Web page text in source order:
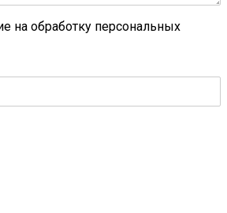
на обработку персональных